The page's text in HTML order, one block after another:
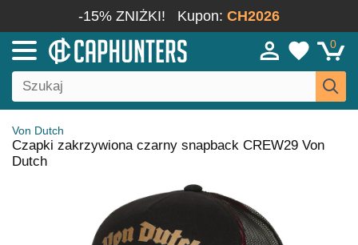
-15% ZNIŻKI! Kupon: CH2026
0
Von Dutch
Czapki zakrzywiona czarny snapback CREW29 Von
Dutch